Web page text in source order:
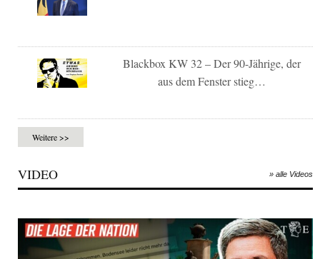
Blackbox KW 32 – Der 90-Jährige, der
aus dem Fenster stieg…
Weitere >>
VIDEO » alle Videos